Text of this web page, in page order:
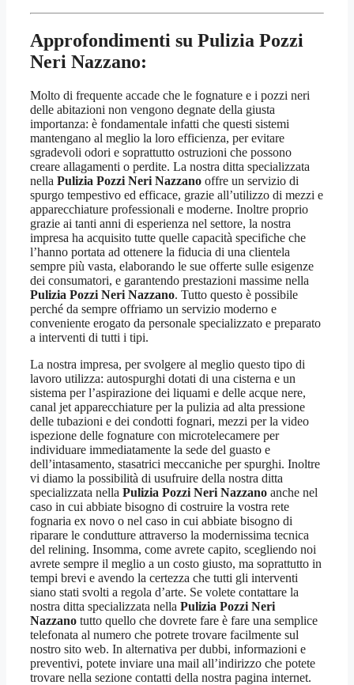
Approfondimenti su Pulizia Pozzi
Neri Nazzano:
Molto di frequente accade che le fognature e i pozzi neri
delle abitazioni non vengono degnate della giusta
importanza: è fondamentale infatti che questi sistemi
mantengano al meglio la loro efficienza, per evitare
sgradevoli odori e soprattutto ostruzioni che possono
creare allagamenti o perdite. La nostra ditta specializzata
nella Pulizia Pozzi Neri Nazzano offre un servizio di
spurgo tempestivo ed efficace, grazie all’utilizzo di mezzi e
apparecchiature professionali e moderne. Inoltre proprio
grazie ai tanti anni di esperienza nel settore, la nostra
impresa ha acquisito tutte quelle capacità specifiche che
l’hanno portata ad ottenere la fiducia di una clientela
sempre più vasta, elaborando le sue offerte sulle esigenze
dei consumatori, e garantendo prestazioni massime nella
Pulizia Pozzi Neri Nazzano. Tutto questo è possibile
perché da sempre offriamo un servizio moderno e
conveniente erogato da personale specializzato e preparato
a interventi di tutti i tipi.
La nostra impresa, per svolgere al meglio questo tipo di
lavoro utilizza: autospurghi dotati di una cisterna e un
sistema per l’aspirazione dei liquami e delle acque nere,
canal jet apparecchiature per la pulizia ad alta pressione
delle tubazioni e dei condotti fognari, mezzi per la video
ispezione delle fognature con microtelecamere per
individuare immediatamente la sede del guasto e
dell’intasamento, stasatrici meccaniche per spurghi. Inoltre
vi diamo la possibilità di usufruire della nostra ditta
specializzata nella Pulizia Pozzi Neri Nazzano anche nel
caso in cui abbiate bisogno di costruire la vostra rete
fognaria ex novo o nel caso in cui abbiate bisogno di
riparare le condutture attraverso la modernissima tecnica
del relining. Insomma, come avrete capito, scegliendo noi
avrete sempre il meglio a un costo giusto, ma soprattutto in
tempi brevi e avendo la certezza che tutti gli interventi
siano stati svolti a regola d’arte. Se volete contattare la
nostra ditta specializzata nella Pulizia Pozzi Neri
Nazzano tutto quello che dovrete fare è fare una semplice
telefonata al numero che potrete trovare facilmente sul
nostro sito web. In alternativa per dubbi, informazioni e
preventivi, potete inviare una mail all’indirizzo che potete
trovare nella sezione contatti della nostra pagina internet.